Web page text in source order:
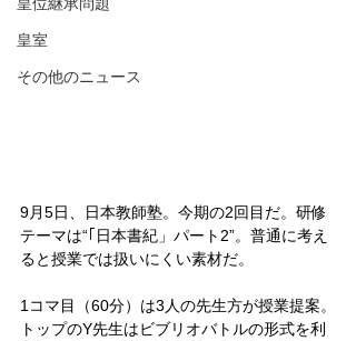
皇室
その他のニュース
9月5日、日本教師塾。今期の2回目だ。研修
テーマは“｢日本書紀」パート2”。普通に考え
ると授業では扱いにくい素材だ。
1コマ目（60分）は3人の先生方が授業提案。
トップのY先生はビブリオバトルの形式を利